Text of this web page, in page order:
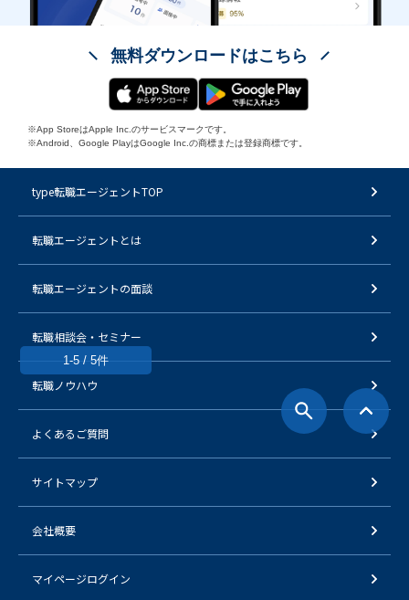
1-5 / 5件
無料ダウンロードはこちら
※App StoreはApple Inc.のサービスマークです。
※Android、Google PlayはGoogle Inc.の商標または登録商標です。
type転職エージェントTOP
転職エージェントとは
転職エージェントの面談
転職相談会・セミナー
転職ノウハウ
よくあるご質問
サイトマップ
会社概要
マイページログイン